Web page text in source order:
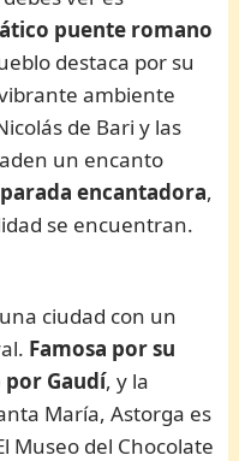
puente romano
destaca por su
ambiente
de Bari y las
un encanto
encantadora,
se encuentran.
ciudad con un
Famosa por su
por Gaudí, y la
María, Astorga es
Museo del Chocolate